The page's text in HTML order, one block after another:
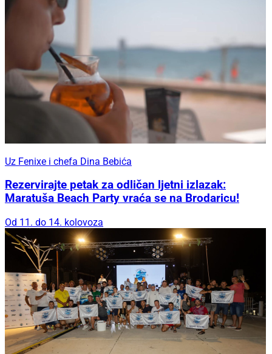
Uz Fenixe i chefa Dina Bebića
Rezervirajte petak za odličan ljetni izlazak:
Maratuša Beach Party vraća se na Brodaricu!
Od 11. do 14. kolovoza